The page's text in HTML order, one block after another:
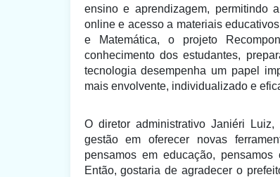
ensino e aprendizagem, permitindo
online e acesso a materiais
e Matemática, o projeto
conhecimento dos estudantes,
tecnologia desempenha um papel
mais envolvente, individualizado e
O diretor administrativo Janiéri
gestão em oferecer novas
pensamos em educação,
Então, gostaria de agradecer o